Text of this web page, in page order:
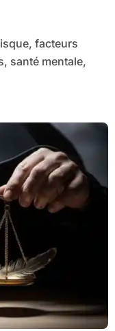
santé mentale,